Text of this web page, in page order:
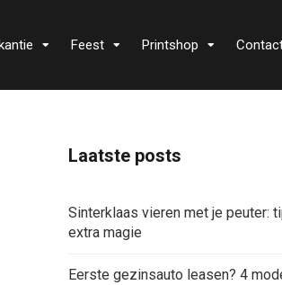
Feest Printshop
Laatste posts
Sinterklaas vieren met je peuter:
extra magie
Eerste gezinsauto leasen? 4